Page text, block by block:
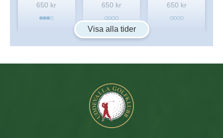
650 kr 650 kr 650 kr
Visa alla tider